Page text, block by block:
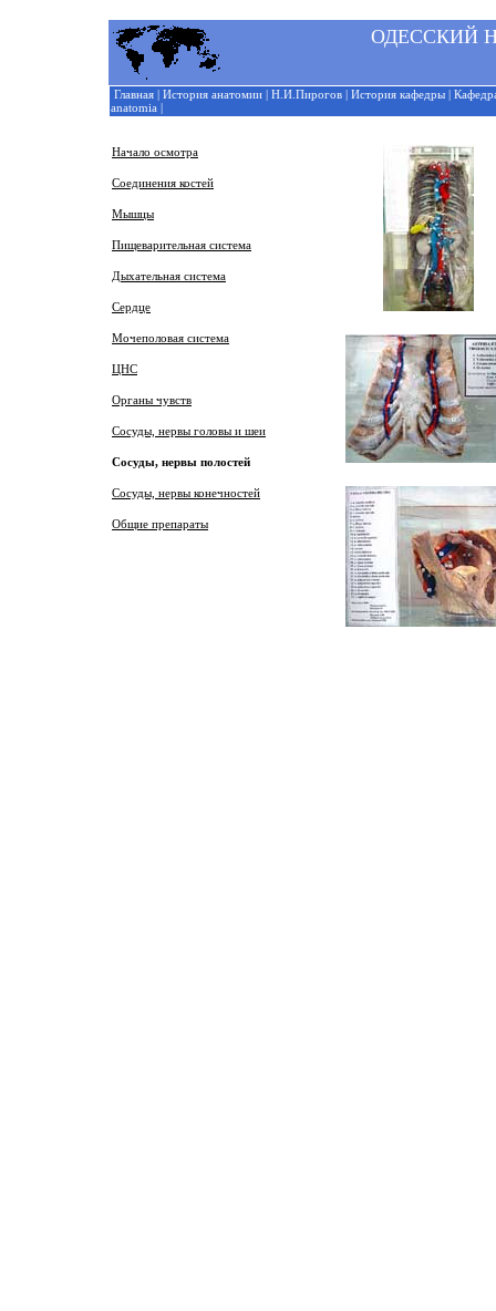
ОДЕССКИЙ
Главная | История анатомии | Н.И.Пирогов | История кафедры |
anatomia |
Начало осмотра
Соединения костей
Мышцы
Пищеварительная система
Дыхательная система
Сердце
Мочеполовая система
ЦНС
Органы чувств
Сосуды, нервы головы и шеи
Сосуды, нервы полостей
Сосуды, нервы конечностей
Общие препараты